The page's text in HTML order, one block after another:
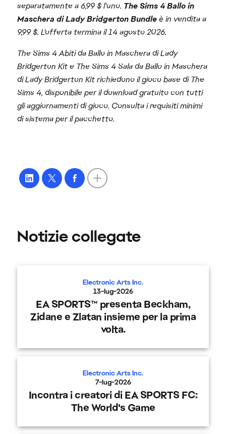
separatamente a 6,99 $ l'uno. The Sims 4 Ballo in
Maschera di Lady Bridgerton Bundleè in vendita a
9,99 $. L'offerta termina il 14 agosto 2026.
The Sims 4 Abiti da Ballo in Maschera di Lady
Bridgerton Kit e The Sims 4 Sala da Ballo in Maschera
di Lady Bridgerton Kit richiedono il gioco base di The
Sims 4, disponibile per il download gratuito con tutti
gli aggiornamenti di gioco. Consulta i requisiti minimi
di sistema per il pacchetto.